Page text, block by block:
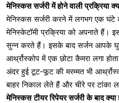
मेनिस्कस सर्जरी में होने वाली प्रक्रिया
मेनिस्कस सर्जरी करने में लगभग एक घंटे
मेनिस्केटॉमी प्रक्रिया को अपनाते हैं।
सुन्न करते हैं। इसके बाद सर्जन आपके
आर्थ्रोस्कोप में एक छोटा कैमरा लगा
अंदर हुई टूट-फूट की मरम्मत भी
बाहर निकाल लेते हैं और चीरे पर टांका
मेनिस्कस टीयर रिपेयर सर्जरी के बाद क्या